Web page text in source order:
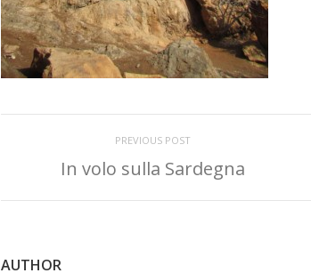
PREVIOUS POST
In volo sulla Sardegna
AUTHOR